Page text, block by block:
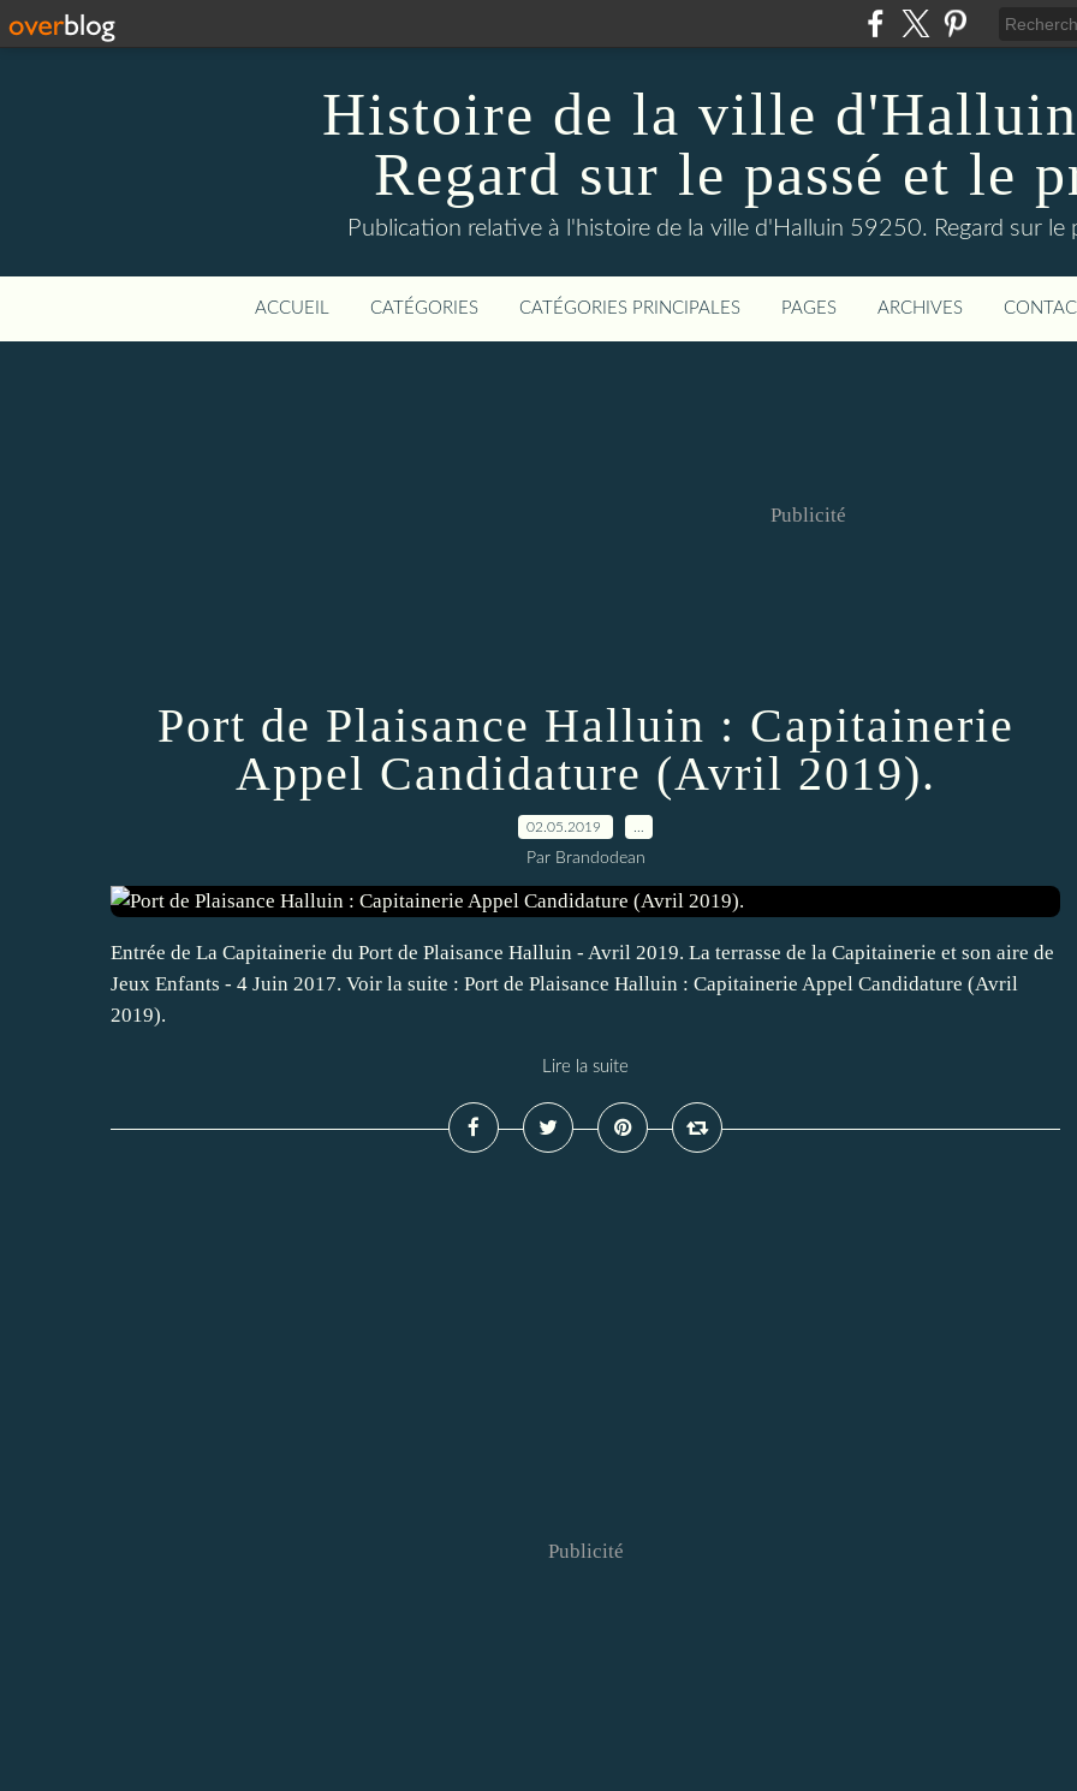
Histoire de la ville
Regard sur le passé et le
Publication relative à l'histoire de la ville d'Halluin 59250. Regard sur le
ACCUEIL CATÉGORIES CATÉGORIES PRINCIPALES PAGES ARCHIVES
Publicité
Port de Plaisance Halluin : Capitainerie
Appel Candidature (Avril 2019).
02.05.2019
Par Brandodean
Entrée de La Capitainerie du Port de Plaisance Halluin - Avril 2019. La terrasse de la Capitainerie et son aire de
Jeux Enfants - 4 Juin 2017. Voir la suite : Port de Plaisance Halluin : Capitainerie Appel Candidature (Avril
2019).
Lire la suite
Publicité